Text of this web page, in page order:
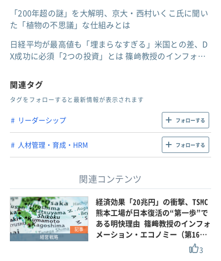
「200年超の謎」を大解明、京大・西村いくこ氏に聞い
た「植物の不思議」な仕組みとは
日経平均が最高値も「埋まらなすぎる」米国との差、D
X成功に必須「2つの投資」とは 篠﨑教授のインフォ…
関連タグ
タグをフォローすると最新情報が表示されます
リーダーシップ フォローする
人材管理・育成・HRM フォローする
関連コンテンツ
記事
経営戦略
経済効果「20兆円」の衝撃、TSMC
熊本工場が日本復活の“第一歩”で
ある明快理由 篠﨑教授のインフォ
メーション・エコノミー（第16…
3